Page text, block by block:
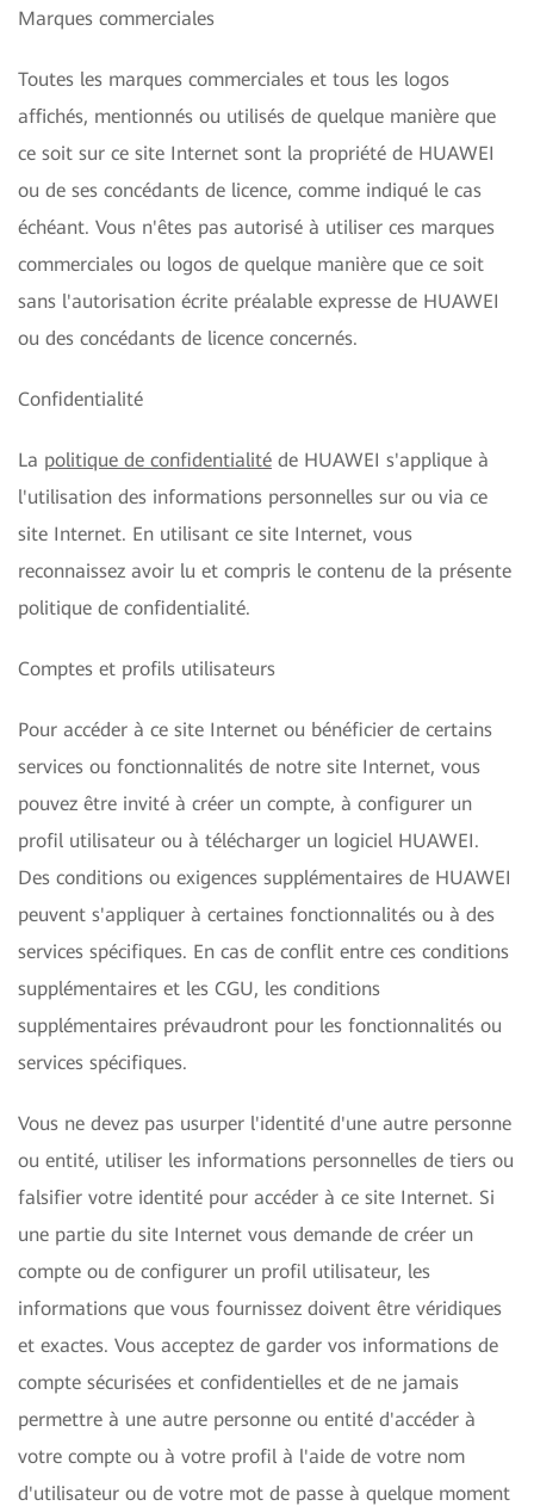
Marques commerciales
Toutes les marques commerciales et tous les logos
affichés, mentionnés ou utilisés de quelque manière que
ce soit sur ce site Internet sont la propriété de HUAWEI
ou de ses concédants de licence, comme indiqué le cas
échéant. Vous n'êtes pas autorisé à utiliser ces marques
commerciales ou logos de quelque manière que ce soit
sans l'autorisation écrite préalable expresse de HUAWEI
ou des concédants de licence concernés.
Confidentialité
La politique de confidentialité de HUAWEI s'applique à
l'utilisation des informations personnelles sur ou via ce
site Internet. En utilisant ce site Internet, vous
reconnaissez avoir lu et compris le contenu de la présente
politique de confidentialité.
Comptes et profils utilisateurs
Pour accéder à ce site Internet ou bénéficier de certains
services ou fonctionnalités de notre site Internet, vous
pouvez être invité à créer un compte, à configurer un
profil utilisateur ou à télécharger un logiciel HUAWEI.
Des conditions ou exigences supplémentaires de HUAWEI
peuvent s'appliquer à certaines fonctionnalités ou à des
services spécifiques. En cas de conflit entre ces conditions
supplémentaires et les CGU, les conditions
supplémentaires prévaudront pour les fonctionnalités ou
services spécifiques.
Vous ne devez pas usurper l'identité d'une autre personne
ou entité, utiliser les informations personnelles de tiers ou
falsifier votre identité pour accéder à ce site Internet. Si
une partie du site Internet vous demande de créer un
compte ou de configurer un profil utilisateur, les
informations que vous fournissez doivent être véridiques
et exactes. Vous acceptez de garder vos informations de
compte sécurisées et confidentielles et de ne jamais
permettre à une autre personne ou entité d'accéder à
votre compte ou à votre profil à l'aide de votre nom
d'utilisateur ou de votre mot de passe à quelque moment